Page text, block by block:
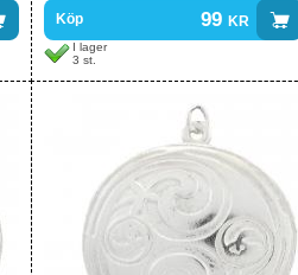
Köp
99 kr
I lager
3 st.